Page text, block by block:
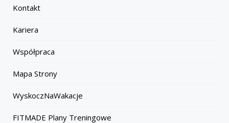
Kontakt
Kariera
Współpraca
Mapa Strony
WyskoczNaWakacje
FITMADE Plany Treningowe